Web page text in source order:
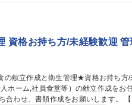
資格お持ち方/未経験歓迎
ホーム,社員食堂等）の献立作成をお
作成をお願いします。 【具体的には】直接